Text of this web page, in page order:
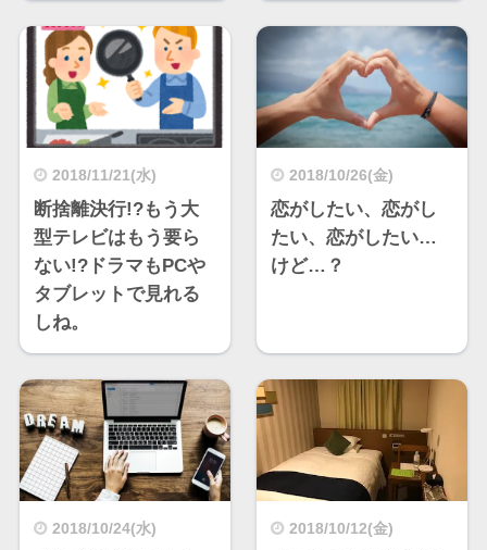
2018/11/21(水)
断捨離決行!?もう大
型テレビはもう要ら
ない!?ドラマもPCや
タブレットで見れる
しね。
2018/10/26(金)
恋がしたい、恋がし
たい、恋がしたい…
けど…？
2018/10/24(水) 2018/10/12(金)